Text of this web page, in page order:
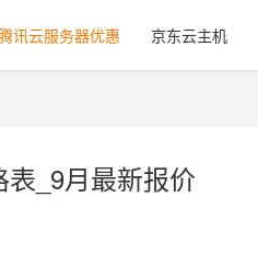
讯云服务器优惠 京东云主机
_9月最新报价